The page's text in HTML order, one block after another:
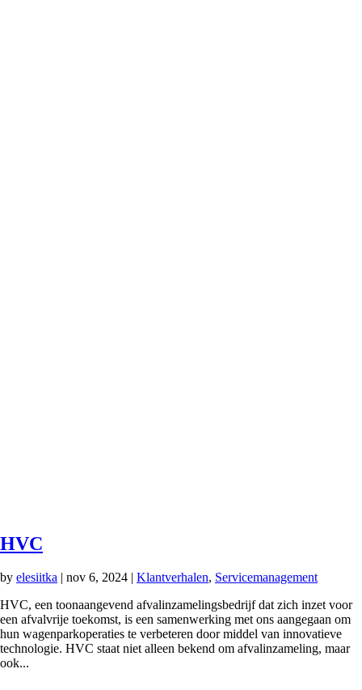
HVC
by elesiitka | nov 6, 2024 | Klantverhalen, Servicemanagement
HVC, een toonaangevend afvalinzamelingsbedrijf dat zich inzet voor
een afvalvrije toekomst, is een samenwerking met ons aangegaan om
hun wagenparkoperaties te verbeteren door middel van innovatieve
technologie. HVC staat niet alleen bekend om afvalinzameling, maar
ook...